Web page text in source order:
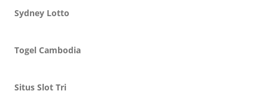
Sydney Lotto
Togel Cambodia
Situs Slot Tri